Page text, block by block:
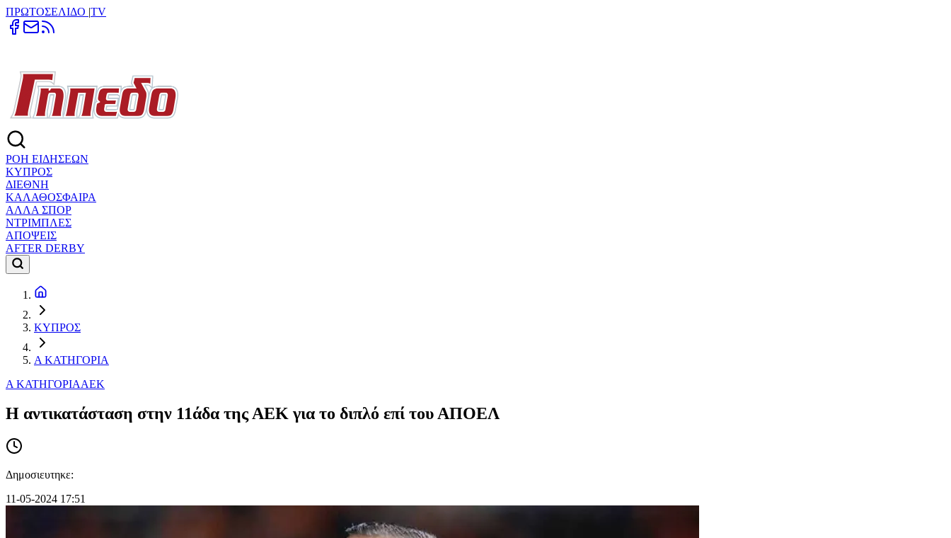
ΠΡΩΤΟΣΕΛΙΔΟ |TV
ΡΟΗ ΕΙΔΗΣΕΩΝ
ΚΥΠΡΟΣ
ΔΙΕΘΝΗ
ΚΑΛΑΘΟΣΦΑΙΡΑ
ΑΛΛΑ ΣΠΟΡ
ΝΤΡΙΜΠΛΕΣ
ΑΠΟΨΕΙΣ
AFTER DERBY
ΚΥΠΡΟΣ
Α ΚΑΤΗΓΟΡΙΑ
Α ΚΑΤΗΓΟΡΙΑΑΕΚ
Η αντικατάσταση στην 11άδα της ΑΕΚ για το διπλό επί του ΑΠΟΕΛ
Δημοσιευτηκε:
11-05-2024 17:51